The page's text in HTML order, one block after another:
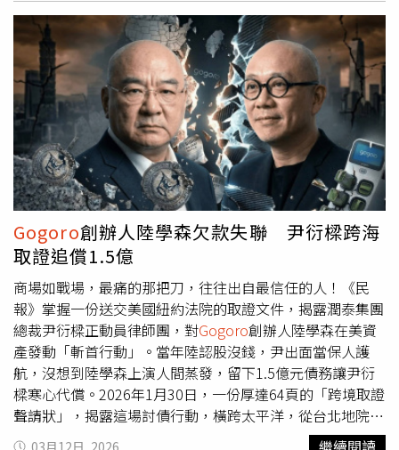
源於陸學森出任Gogoro執行長的超優渥薪酬方案。2017
年， Gogoro 提供陸學森以549萬美元認購788.6萬股普通
股，換算下來，陸學森以每股成本僅約0.7美元入手，對比
11日GGR（Gogoro股票代號）收盤價4.11美元，簡直是
「黃金入場券」。為了拿到這一籃子的GGR股票，陸學森未
動用現金買股，利用全資持有的人頭公司Innovative，向兆
豐銀行全額貸款，再質押GGR股票。尹衍樑在聲請狀證實：
「當初陸以擔保品質押才取得貸款。」《民報》獨家掌握尹
衍樑向美國提出查閱陸學森股票金流的「跨境取證聲請
狀」。（圖／讀者提供）2023年：陸要求解除股票質押、
改尹衍樑當保人2022年4月5日，Gogoro 風光在美借殼上市
時，有媒體踢爆，陸學森將手中原本持有的GGR股票，頻繁
轉讓特定人，也就是他極為信任的女秘書粘文玲，當時粘持
股數比陸學森高出16％、打趴Gogoro一級主管，讓內部員
工霧裡看花，引發市場熱議。未料，陸學森在隔年向兆豐銀
行提出要求，針對2017年的認股貸款，希望解除股票的質
押狀態，改以「個人擔保」作為替代條件。尹衍樑坦言：
「為了支持陸學森和Gogoro，我答應擔任其認股貸款的個
人擔保人。」雙方分別在2023年5月和12月修訂貸款條款，
正式移除鎖在銀行的股票抵押，改由尹衍樑和陸學森共同擔
Gogoro創辦人陸學森欠款失聯 尹衍樑跨海
取證追償1.5億
商場如戰場，最痛的那把刀，往往出自最信任的人！《民
報》掌握一份送交美國紐約法院的取證文件，揭露潤泰集團
總裁尹衍樑正動員律師團，對Gogoro創辦人陸學森在美資
產發動「斬首行動」。當年陸認股沒錢，尹出面當保人護
航，沒想到陸學森上演人間蒸發，留下1.5億元債務讓尹衍
樑寒心代償。2026年1月30日，一份厚達64頁的「跨境取證
聲請狀」，揭露這場討債行動，橫跨太平洋，從台北地院殺
到紐約曼哈頓。《民報》獨家掌握尹衍樑向美國提出關於陸